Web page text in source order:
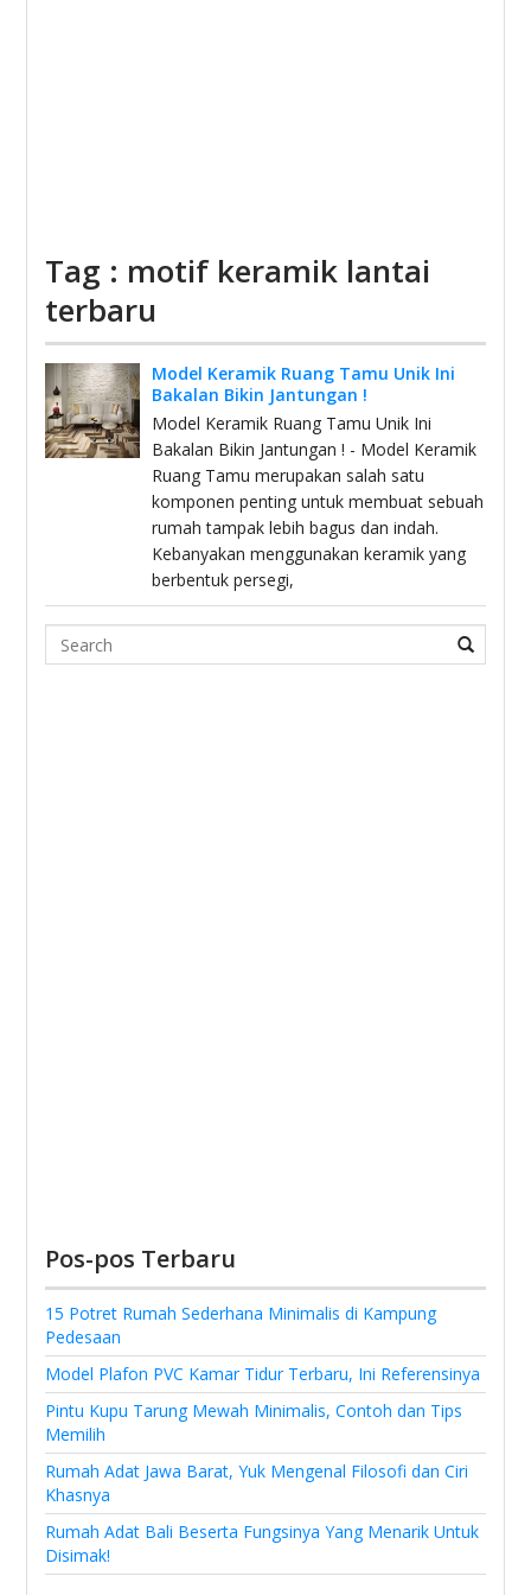
Tag : motif keramik lantai
terbaru
Model Keramik Ruang Tamu Unik Ini
Bakalan Bikin Jantungan !
Model Keramik Ruang Tamu Unik Ini
Bakalan Bikin Jantungan ! - Model Keramik
Ruang Tamu merupakan salah satu
komponen penting untuk membuat sebuah
rumah tampak lebih bagus dan indah.
Kebanyakan menggunakan keramik yang
berbentuk persegi,
Search
Pos-pos Terbaru
15 Potret Rumah Sederhana Minimalis di Kampung
Pedesaan
Model Plafon PVC Kamar Tidur Terbaru, Ini Referensinya
Pintu Kupu Tarung Mewah Minimalis, Contoh dan Tips
Memilih
Rumah Adat Jawa Barat, Yuk Mengenal Filosofi dan Ciri
Khasnya
Rumah Adat Bali Beserta Fungsinya Yang Menarik Untuk
Disimak!